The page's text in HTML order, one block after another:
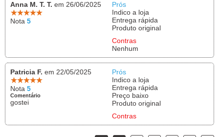
Anna M. T. T. em 26/06/2025
Nota 5
Prós
Indico a loja
Entrega rápida
Produto original
Contras
Nenhum
Patricia F. em 22/05/2025
Nota 5
Comentário
gostei
Prós
Indico a loja
Entrega rápida
Preço baixo
Produto original
Contras